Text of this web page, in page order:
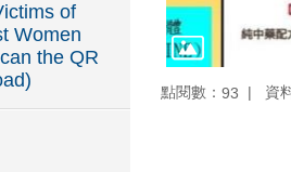
of
Women
the QR
點閱數： 93 資